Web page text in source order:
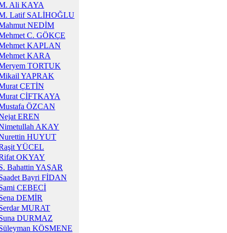
Ali KAYA
Latif SALİHOĞLU
NEDİM
C. GÖKÇE
KAPLAN
KARA
TORTUK
YAPRAK
ÇETİN
ÇİFTKAYA
ÖZCAN
EREN
AKAY
HUYUT
YÜCEL
OKYAY
Bahattin YAŞAR
Bayri FİDAN
CEBECİ
DEMİR
MURAT
DURMAZ
KÖSMENE